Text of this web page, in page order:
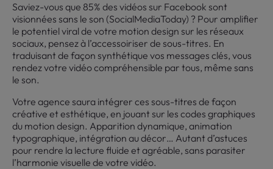
Saviez-vous que 85% des vidéos sur Facebook sont
visionnées sans le son (SocialMediaToday) ? Pour amplifier
le potentiel viral de votre motion design sur les réseaux
sociaux, pensez à l’accessoiriser de sous-titres. En
traduisant de façon synthétique vos messages clés, vous
rendez votre vidéo compréhensible par tous, même sans
le son.
Votre agence saura intégrer ces sous-titres de façon
créative et esthétique, en jouant sur les codes graphiques
du motion design. Apparition dynamique, animation
typographique, intégration au décor… Autant d’astuces
pour rendre la lecture fluide et agréable, sans parasiter
l’harmonie visuelle de votre vidéo.